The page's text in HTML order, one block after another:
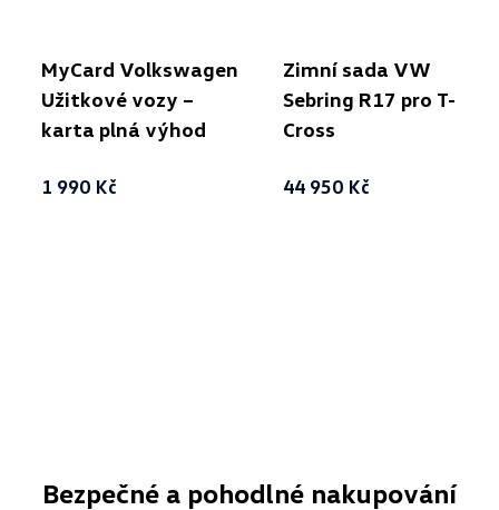
MyCard Volkswagen
Užitkové vozy –
karta plná výhod
1 990 Kč
Zimní sada VW
Sebring R17 pro T-
Cross
44 950 Kč
Bezpečné a pohodlné nakupování